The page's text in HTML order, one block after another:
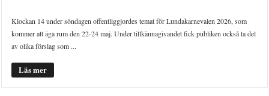
Klockan 14 under söndagen offentliggjordes temat för Lundakarnevalen 2026, som
kommer att äga rum den 22-24 maj. Under tillkännagivandet fick publiken också ta del
av olika förslag som ...
Läs mer